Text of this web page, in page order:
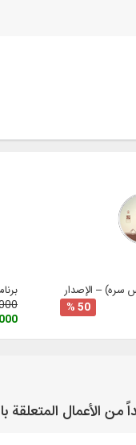
سره) – الإصدار 3
50 %